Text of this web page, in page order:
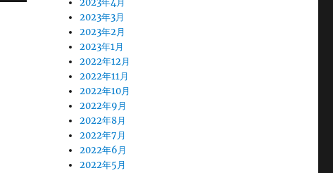
2023年4月
2023年3月
2023年2月
2023年1月
2022年12月
2022年11月
2022年10月
2022年9月
2022年8月
2022年7月
2022年6月
2022年5月